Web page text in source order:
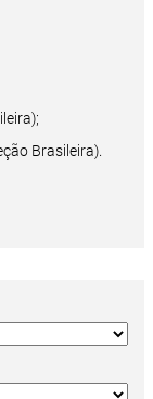
Brasileira).